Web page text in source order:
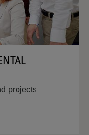
projects